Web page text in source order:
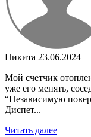
Никита 23.06.2024
Мой счетчик
уже его менять,
“Независимую
Диспет...
Читать далее